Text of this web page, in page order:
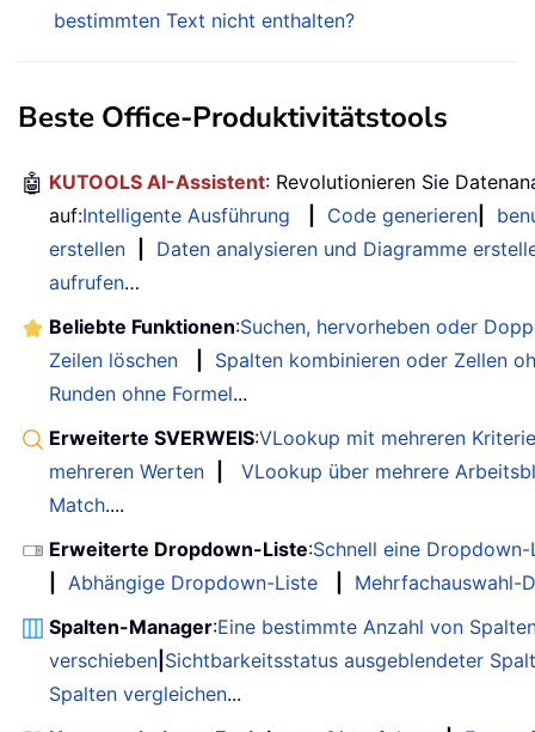
bestimmten Text nicht enthalten?
Beste Office-Produktivitätstools
🤖 KUTOOLS AI-Assistent: Revolutionieren Sie
auf:Intelligente Ausführung Code generieren
erstellen
Daten analysieren und Diagramme
aufrufen…
Beliebte Funktionen:Suchen, hervorheben oder
Zeilen löschen
Spalten kombinieren oder Zellen
Runden ohne Formel...
Erweiterte SVERWEIS:VLookup mit mehreren
mehreren Werten
VLookup über mehrere
Match....
Erweiterte Dropdown-Liste:Schnell eine
Abhängige Dropdown-Liste
Mehrfachauswahl-
Spalten-Manager:Eine bestimmte Anzahl von
verschieben Sichtbarkeitsstatus ausgeblendeter
Spalten vergleichen...